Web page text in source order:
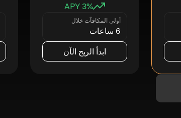
3% APY
أولى المكافآت خلال
6 ساعات
ابدأ الربح الآن